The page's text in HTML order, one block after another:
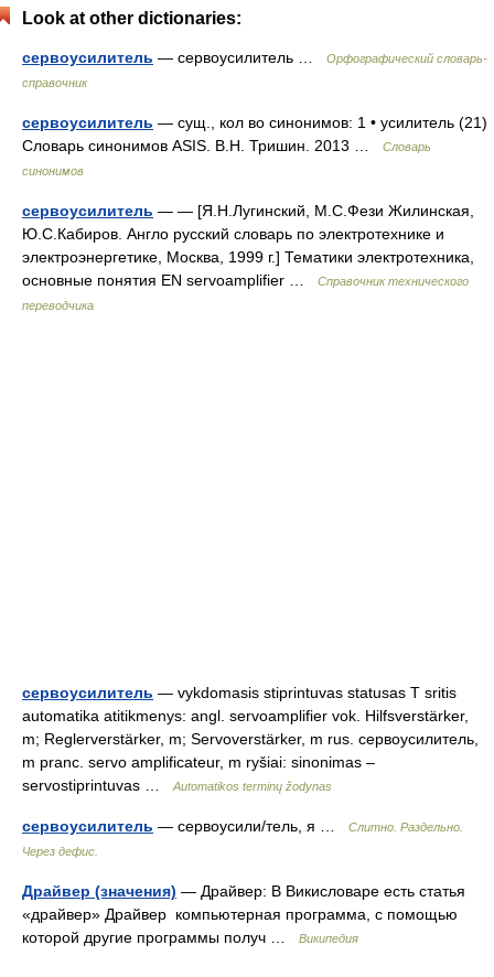
Look at other dictionaries:
сервоусилитель — сервоусилитель …
Орфографический словарь-
справочник
сервоусилитель — сущ., кол во синонимов: 1 • усилитель (21)
Словарь синонимов ASIS. В.Н. Тришин. 2013 …
Словарь
синонимов
сервоусилитель — — [Я.Н.Лугинский, М.С.Фези Жилинская,
Ю.С.Кабиров. Англо русский словарь по электротехнике и
электроэнергетике, Москва, 1999 г.] Тематики электротехника,
основные понятия EN servoamplifier …
Справочник технического
переводчика
сервоусилитель — vykdomasis stiprintuvas statusas T sritis
automatika atitikmenys: angl. servoamplifier vok. Hilfsverstärker,
m; Reglerverstärker, m; Servoverstärker, m rus. сервоусилитель,
m pranc. servo amplificateur, m ryšiai: sinonimas –
servostiprintuvas …
Automatikos terminų žodynas
сервоусилитель — сервоусили/тель, я …
Слитно. Раздельно.
Через дефис.
Драйвер (значения) — Драйвер: В Викисловаре есть статья
«драйвер» Драйвер компьютерная программа, с помощью
которой другие программы получ …
Википедия